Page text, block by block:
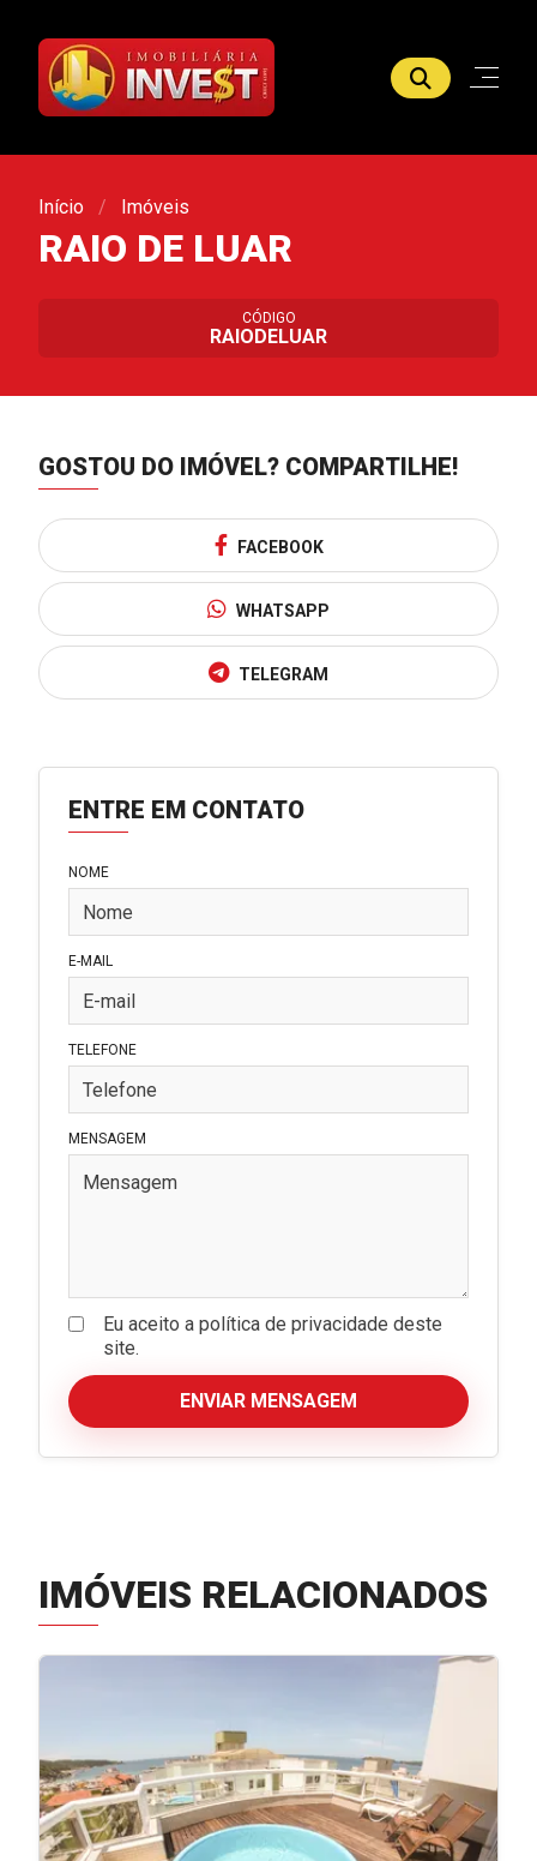
Início Imóveis
RAIO DE LUAR
CÓDIGO
RAIODELUAR
ENTRE EM CONTATO
NOME
E-MAIL
TELEFONE
MENSAGEM
Eu aceito a política de privacidade deste
site.
ENVIAR MENSAGEM
GOSTOU DO IMÓVEL? COMPARTILHE!
FACEBOOK
WHATSAPP
TELEGRAM
IMÓVEIS RELACIONADOS